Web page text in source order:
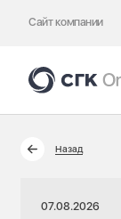
Сайт компании
Назад
07.08.2026